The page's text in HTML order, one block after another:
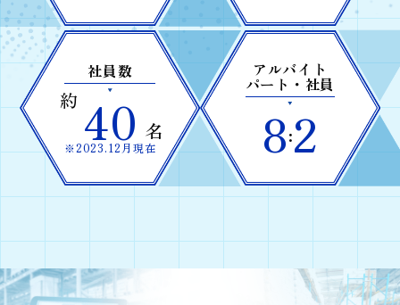
社員数
約 40 名
※2023.12月現在
アルバイト
パート・社員
8:2